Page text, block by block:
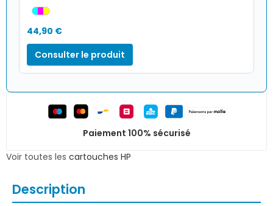
44,90 €
Consulter le produit
Paiement 100% sécurisé
Voir toutes les cartouches HP
Description